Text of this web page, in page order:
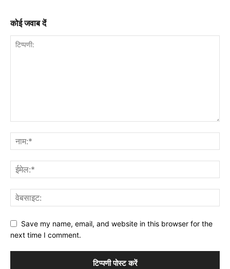
कोई जवाब दें
Save my name, email, and website in this browser for the
next time I comment.